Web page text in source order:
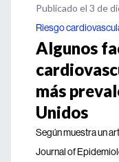
Publicado el 3 de
Riesgo
Algunos
más
Unidos
Según muestra un
Journal of